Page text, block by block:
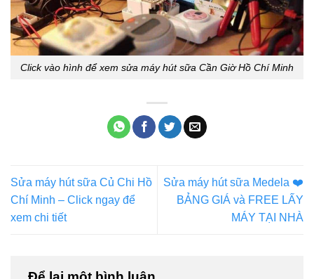
Click vào hình để xem sửa máy hút sữa Cần Giờ Hồ Chí Minh
Sửa máy hút sữa Củ Chi Hồ
Chí Minh – Click ngay để
xem chi tiết
Sửa máy hút sữa Medela ❤️️
BẢNG GIÁ và FREE LẤY
MÁY TẠI NHÀ